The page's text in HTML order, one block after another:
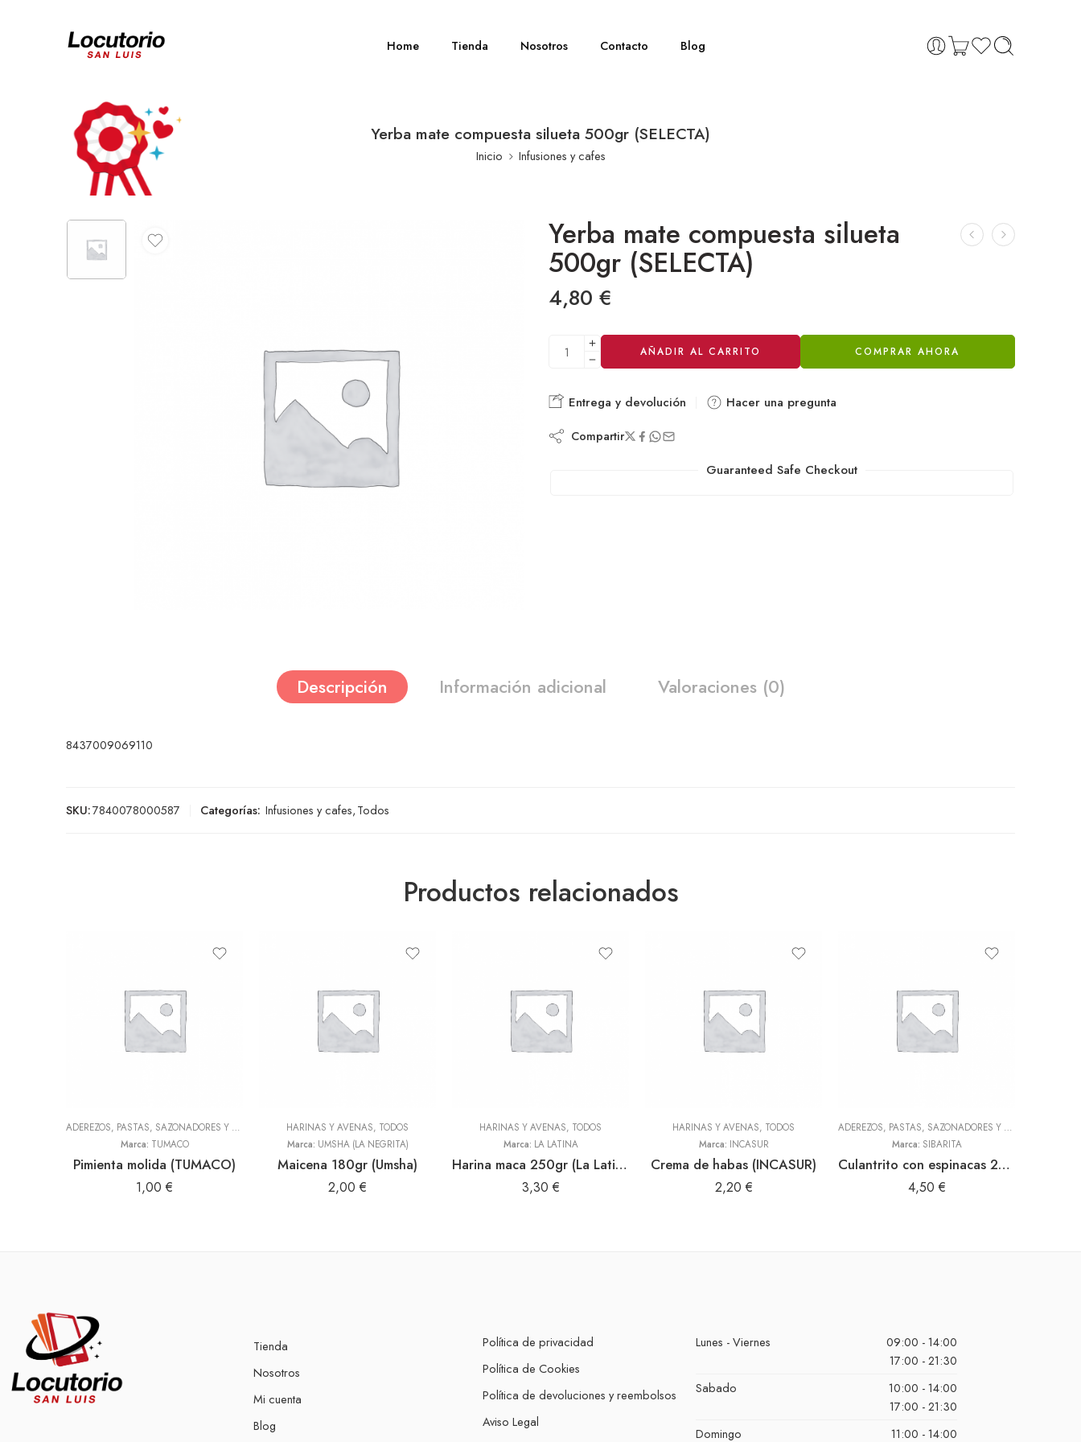
Home Tienda Nosotros Contacto Blog
Yerba mate compuesta silueta 500gr (SELECTA)
Inicio Infusiones y cafes
Yerba mate compuesta silueta
500gr (SELECTA)
4,80 €
AÑADIR AL CARRITO COMPRAR AHORA
Alternative:
Entrega y devolución Hacer una pregunta
Compartir
Guaranteed Safe Checkout
Descripción Información adicional Valoraciones (0)
8437009069110
SKU:7840078000587 Categorías: Infusiones y cafes,Todos
Productos relacionados
ADEREZOS, PASTAS, SAZONADORES Y CONDIMENTOS ,TODOS
Marca: TUMACO
Pimienta molida (TUMACO)
1,00 €
HARINAS Y AVENAS, TODOS
Marca: UMSHA (LA NEGRITA)
Maicena 180gr (Umsha)
2,00 €
HARINAS Y AVENAS, TODOS
Marca: LA LATINA
Harina maca 250gr (La Latina)
3,30 €
HARINAS Y AVENAS, TODOS
Marca: INCASUR
Crema de habas (INCASUR)
2,20 €
ADEREZOS, PASTAS, SAZONADORES Y CONDIMENTOS
Marca: SIBARITA
Culantrito con espinacas 250gr Doy Pack (Sibarita)
4,50 €
Tienda
Nosotros
Mi cuenta
Blog
Política de privacidad
Política de Cookies
Política de devoluciones y reembolsos
Aviso Legal
Lunes - Viernes
09:00 - 14:00
17:00 - 21:30
Sabado
10:00 - 14:00
17:00 - 21:30
Domingo
11:00 - 14:00